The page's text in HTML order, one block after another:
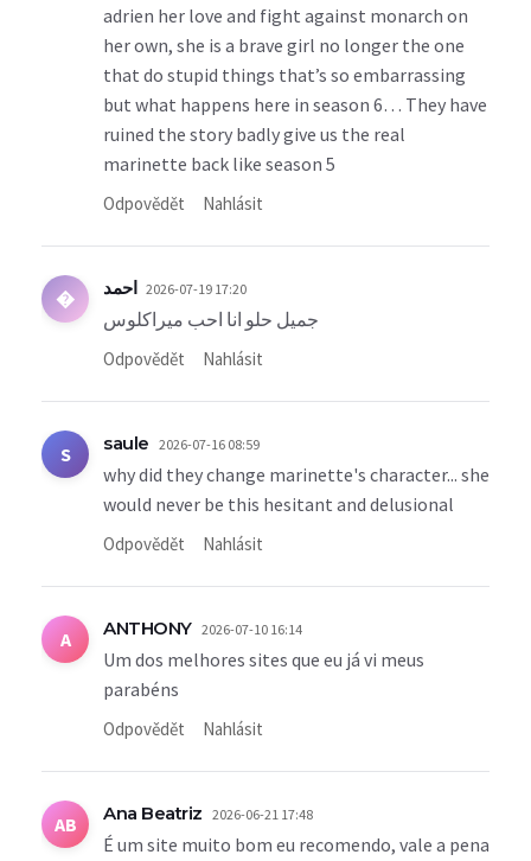
adrien her love and fight against monarch on
her own, she is a brave girl no longer the one
that do stupid things that’s so embarrassing
but what happens here in season 6… They have
ruined the story badly give us the real
marinette back like season 5
Odpovědět Nahlásit
� احمد 2026-07-19 17:20
جميل حلو انا احب ميراكلوس
Odpovědět Nahlásit
S saule 2026-07-16 08:59
why did they change marinette's character... she
would never be this hesitant and delusional
Odpovědět Nahlásit
A ANTHONY 2026-07-10 16:14
Um dos melhores sites que eu já vi meus
parabéns
Odpovědět Nahlásit
AB Ana Beatriz 2026-06-21 17:48
É um site muito bom eu recomendo, vale a pena